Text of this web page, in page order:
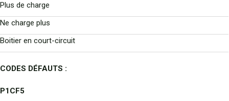
Plus de charge
Ne charge plus
Boitier en court-circuit
CODES DÉFAUTS :
P1CF5